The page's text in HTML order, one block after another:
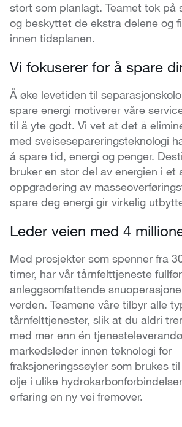
stort som planlagt. Teamet tok på
og beskyttet de ekstra delene og
innen tidsplanen.
Vi fokuserer for å spare
Å øke levetiden til
spare energi motiverer våre
til å yte godt. Vi vet at det å
med sveisesepareringsteknologi
å spare tid, energi og penger.
bruker en stor del av energien i et
oppgradering av
spare deg energi gir virkelig
Leder veien med 4
Med prosjekter som spenner fra
timer, har vår tårnfelttjeneste
anleggsomfattende
verden. Teamene våre tilbyr alle
tårnfelttjenester, slik at du aldri
med mer enn én
markedsleder innen teknologi for
fraksjoneringssøyler som brukes
olje i ulike
erfaring en ny vei fremover.